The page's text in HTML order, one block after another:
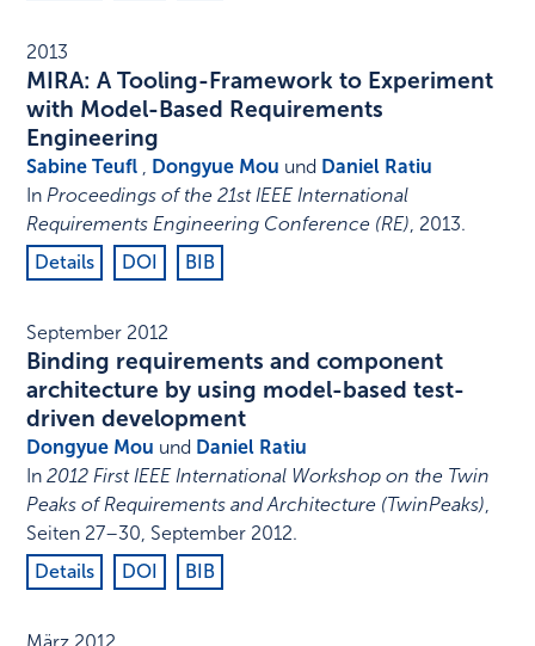
2013
MIRA: A Tooling-Framework to Experiment
with Model-Based Requirements
Engineering
Sabine Teufl , Dongyue Mou und Daniel Ratiu
InProceedings of the 21st IEEE International
Requirements Engineering Conference (RE), 2013.
Details
DOI BIB
September 2012
Binding requirements and component
architecture by using model-based test-
driven development
Dongyue Mou und Daniel Ratiu
In2012 First IEEE International Workshop on the Twin
Peaks of Requirements and Architecture (TwinPeaks),
Seiten 27–30, September 2012.
Details
DOI BIB